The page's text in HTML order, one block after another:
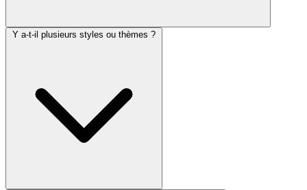
Y a-t-il plusieurs styles ou thèmes ?